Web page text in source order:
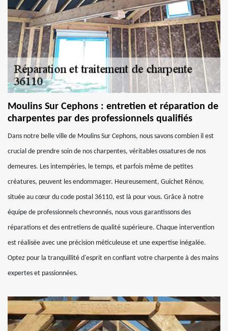
Moulins Sur Cephons : entretien et réparation de
charpentes par des professionnels qualifiés
Dans notre belle ville de Moulins Sur Cephons, nous savons combien il est
crucial de prendre soin de nos charpentes, véritables ossatures de nos
demeures. Les intempéries, le temps, et parfois même de petites
créatures, peuvent les endommager. Heureusement, Guichet Rénov,
située au cœur du code postal 36110, est là pour vous. Grâce à notre
équipe de professionnels chevronnés, nous vous garantissons des
réparations et des entretiens de qualité supérieure. Chaque intervention
est réalisée avec une précision méticuleuse et une expertise inégalée.
Optez pour la tranquillité d'esprit en confiant votre charpente à des mains
expertes et passionnées.